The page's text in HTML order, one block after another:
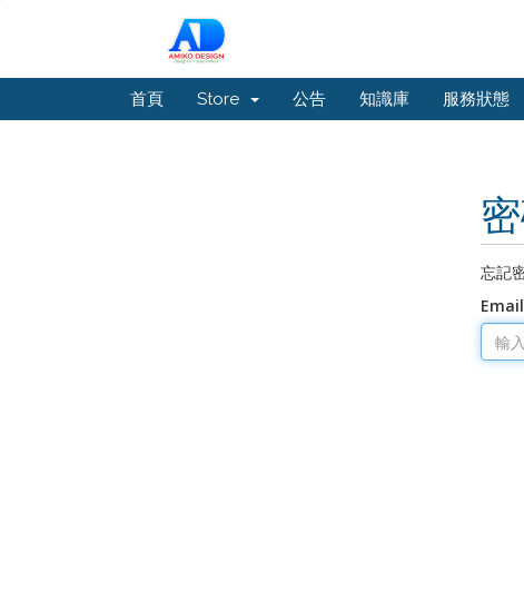
首頁 Store 公告 知識庫 服務狀態
忘記